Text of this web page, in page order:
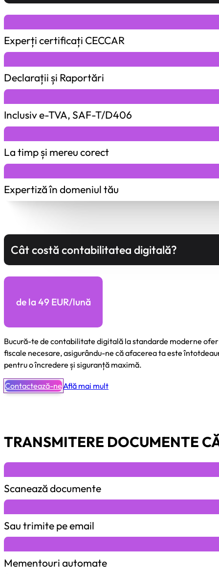
Experți certificați CECCAR
Declarații și Raportări
Inclusiv e-TVA, SAF-T/D406
La timp și mereu corect
Expertiză în domeniul tău
Cât costă contabilitatea digitală?
de la 49 EUR/lună
Bucură-te de contabilitate digitală la standarde moderne
fiscale necesare, asigurându-ne că afacerea ta este
pentru o încredere și siguranță maximă.
Contactează-neAflă mai mult
TRANSMITERE DOCUMENTE
Scanează documente
Sau trimite pe email
Mementouri automate